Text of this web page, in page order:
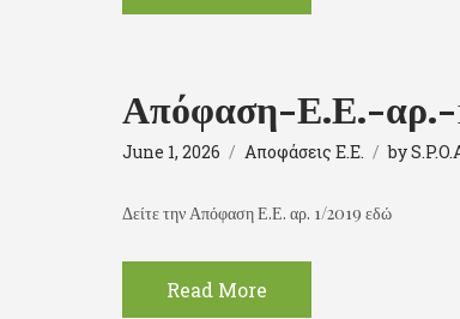
Απόφαση-Ε.Ε.-αρ.-
June 1, 2026 Αποφάσεις Ε.Ε. by
Δείτε την Απόφαση Ε.Ε. αρ. 1/2019 εδώ
Read More